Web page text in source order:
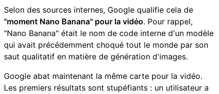
Selon des sources internes, Google qualifie cela de
"moment Nano Banana" pour la vidéo. Pour rappel,
"Nano Banana" était le nom de code interne d'un modèle
qui avait précédemment choqué tout le monde par son
saut qualitatif en matière de génération d'images.
Google abat maintenant la même carte pour la vidéo.
Les premiers résultats sont stupéfiants : un utilisateur a